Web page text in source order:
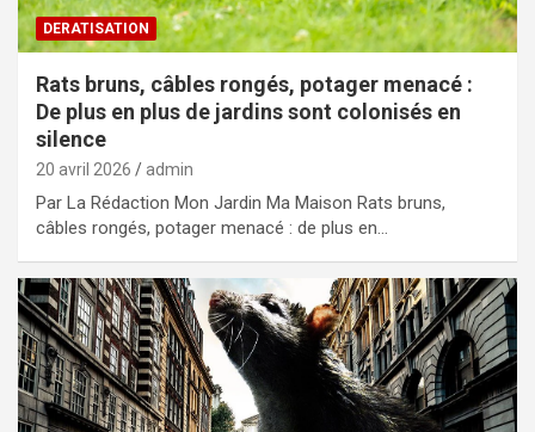
DERATISATION
Rats bruns, câbles rongés, potager menacé :
De plus en plus de jardins sont colonisés en
silence
20 avril 2026 admin
Par La Rédaction Mon Jardin Ma Maison Rats bruns,
câbles rongés, potager menacé : de plus en…